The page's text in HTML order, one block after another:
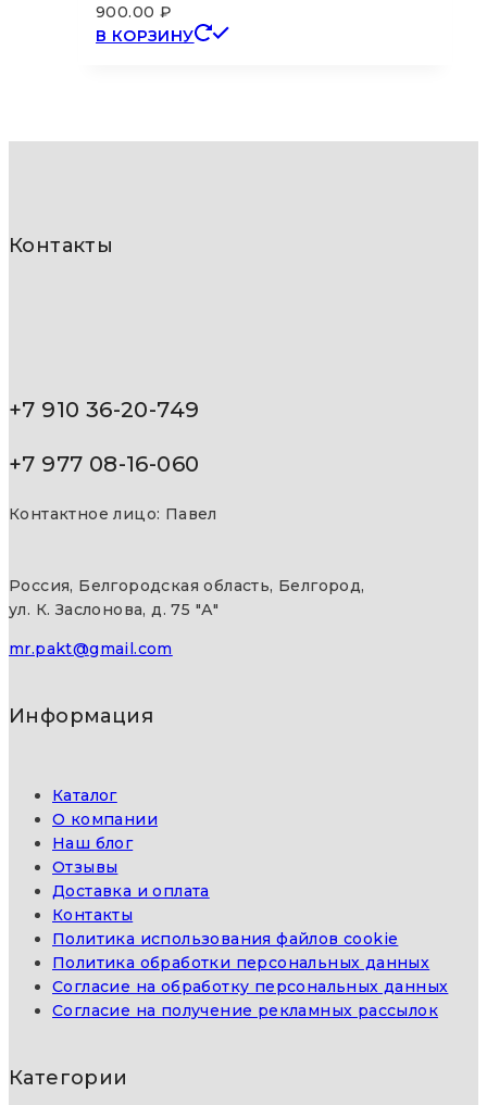
900.00 ₽
В КОРЗИНУ
Контакты
+7 910 36-20-749
+7 977 08-16-060
Контактное лицо: Павел
Россия, Белгородская область, Белгород,
ул. К. Заслонова, д. 75 "А"
mr.pakt@gmail.com
Информация
Каталог
О компании
Наш блог
Отзывы
Доставка и оплата
Контакты
Политика использования файлов cookie
Политика обработки персональных данных
Согласие на обработку персональных данных
Согласие на получение рекламных рассылок
Категории